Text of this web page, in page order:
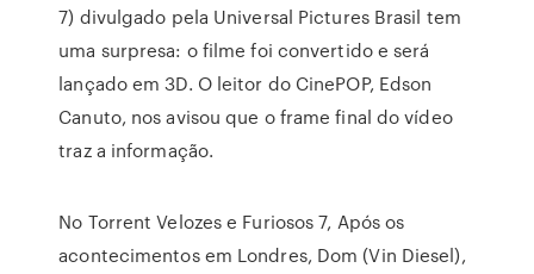
7) divulgado pela Universal Pictures Brasil tem
uma surpresa: o filme foi convertido e será
lançado em 3D. O leitor do CinePOP, Edson
Canuto, nos avisou que o frame final do vídeo
traz a informação.
No Torrent Velozes e Furiosos 7, Após os
acontecimentos em Londres, Dom (Vin Diesel),